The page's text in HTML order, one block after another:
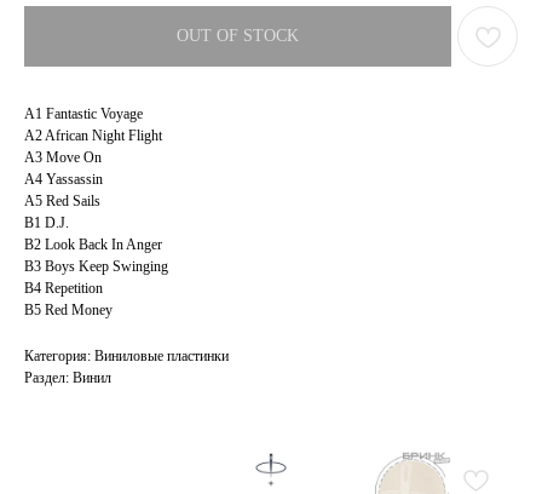
OUT OF STOCK
A1 Fantastic Voyage
A2 African Night Flight
A3 Move On
A4 Yassassin
A5 Red Sails
B1 D.J.
B2 Look Back In Anger
B3 Boys Keep Swinging
B4 Repetition
B5 Red Money
Категория: Виниловые пластинки
Раздел: Винил